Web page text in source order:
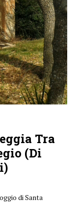
Tra
(di
di Santa